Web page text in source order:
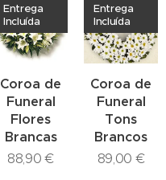
Coroa de
Funeral
Flores
Brancas
Entrega
Incluída
88,90 €
Coroa de
Funeral
Tons
Brancos
Entrega
Incluída
89,00 €